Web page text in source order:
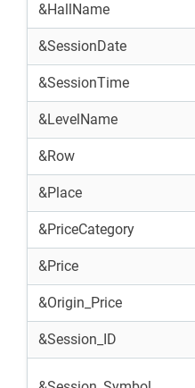
&HallName
&SessionDate
&SessionTime
&LevelName
&Row
&Place
&PriceCategory
&Price
&Origin_Price
&Session_ID